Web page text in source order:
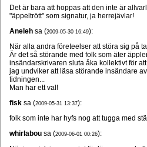
Det är bara att hoppas att den inte är
"äppeltrött" som signatur, ja herrejävlar!
Aneleh sa (2009-05-30 16:49):
När alla andra företeelser att störa sig på
Är det så störande med folk som äter
insändarskrivaren sluta åka kollektivt för
jag undviker att läsa störande insändare
tidningen...
Man har ett val!
fisk sa (2009-05-31 13:37):
folk som inte har hyfs nog att tugga med
whirlabou sa (2009-06-01 00:26):